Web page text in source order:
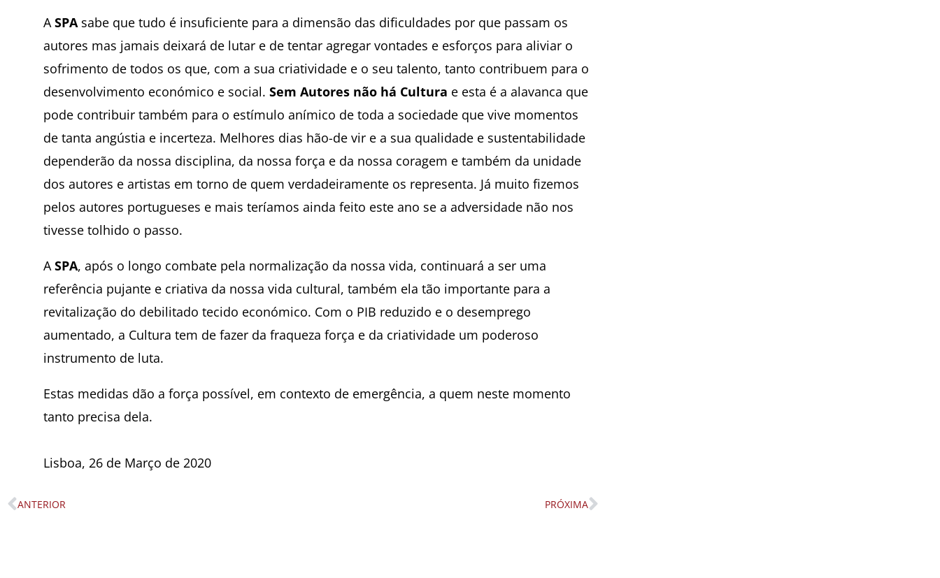
ASPA sabe que tudo é insuficiente para a dimensão das dificuldades por que passam os
autores mas jamais deixará de lutar e de tentar agregar vontades e esforços para aliviar o
sofrimento de todos os que, com a sua criatividade e o seu talento, tanto contribuem para o
desenvolvimento económico e social.Sem Autores não há Cultura e esta é a alavanca que
pode contribuir também para o estímulo anímico de toda a sociedade que vive momentos
de tanta angústia e incerteza. Melhores dias hão-de vir e a sua qualidade e sustentabilidade
dependerão da nossa disciplina, da nossa força e da nossa coragem e também da unidade
dos autores e artistas em torno de quem verdadeiramente os representa. Já muito fizemos
pelos autores portugueses e mais teríamos ainda feito este ano se a adversidade não nos
tivesse tolhido o passo.
ASPA, após o longo combate pela normalização da nossa vida, continuará a ser uma
referência pujante e criativa da nossa vida cultural, também ela tão importante para a
revitalização do debilitado tecido económico. Com o PIB reduzido e o desemprego
aumentado, a Cultura tem de fazer da fraqueza força e da criatividade um poderoso
instrumento de luta.
Estas medidas dão a força possível, em contexto de emergência, a quem neste momento
tanto precisa dela.
Lisboa, 26 de Março de 2020
Prev
ANTERIOR PRÓXIMANext